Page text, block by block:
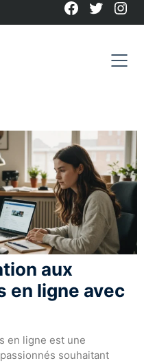
Facebook
Twitter
aux
en ligne avec
en ligne est une
souhaitant